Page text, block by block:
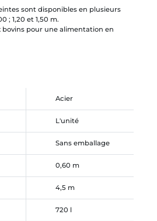
sont disponibles en plusieurs
; 1,20 et 1,50 m.
bovins pour une alimentation en
Acier
L'unité
Sans emballage
0,60 m
4,5 m
720 l